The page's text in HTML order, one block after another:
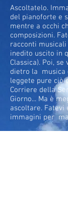
Ascoltatelo.
del pianoforte e
mentre a occhi
composizioni.
racconti musicali
inedito uscito in
Classica). Poi,
dietro la musica
leggete pure ciò
Corriere della
Giorno... Ma è
ascoltare. Fatevi
immagini per